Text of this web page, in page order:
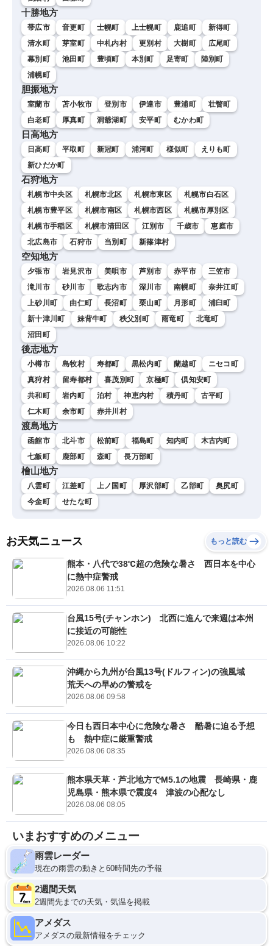
十勝地方
帯広市 音更町 士幌町 上士幌町 鹿追町
新得町
清水町
芽室町 中札内村 更別村 大樹町
広尾町
幕別町
池田町 豊頃町 本別町 足寄町
陸別町
浦幌町
胆振地方
室蘭市 苫小牧市 登別市 伊達市 豊浦町
壮瞥町
白老町
厚真町 洞爺湖町 安平町 むかわ町
日高地方
日高町 平取町 新冠町 浦河町 様似町
えりも町
新ひだか町
石狩地方
札幌市中央区 札幌市北区 札幌市東区
札幌市白石区
札幌市豊平区
札幌市南区 札幌市西区
札幌市厚別区
札幌市手稲区
札幌市清田区 江別市 千歳市
恵庭市
北広島市
石狩市 当別町 新篠津村
空知地方
夕張市 岩見沢市 美唄市 芦別市 赤平市
三笠市
滝川市
砂川市 歌志内市 深川市 南幌町
奈井江町
上砂川町
由仁町 長沼町 栗山町 月形町
浦臼町
新十津川町
妹背牛町 秩父別町 雨竜町
北竜町
沼田町
後志地方
小樽市 島牧村 寿都町 黒松内町 蘭越町
ニセコ町
真狩村
留寿都村 喜茂別町 京極町
倶知安町
共和町
岩内町 泊村 神恵内村 積丹町
古平町
仁木町
余市町 赤井川村
渡島地方
函館市 北斗市 松前町 福島町 知内町
木古内町
七飯町
鹿部町 森町 長万部町
檜山地方
八雲町 江差町 上ノ国町 厚沢部町 乙部町
奥尻町
今金町
せたな町
お天気ニュース もっと読む
熊本・八代で38℃超の危険な暑さ 西日本を中心
に熱中症警戒
2026.08.06 11:51
台風15号(チャンホン) 北西に進んで来週は本州
に接近の可能性
2026.08.06 10:22
沖縄から九州が台風13号(ドルフィン)の強風域
荒天への早めの警戒を
2026.08.06 09:58
今日も西日本中心に危険な暑さ 酷暑に迫る予想
も 熱中症に厳重警戒
2026.08.06 08:35
熊本県天草・芦北地方でM5.1の地震 長崎県・鹿
児島県・熊本県で震度4 津波の心配なし
2026.08.06 08:05
いまおすすめのメニュー
雨雲レーダー
現在の雨雲の動きと60時間先の予報
2週間天気
2週間先までの天気・気温を掲載
アメダス
アメダスの最新情報をチェック